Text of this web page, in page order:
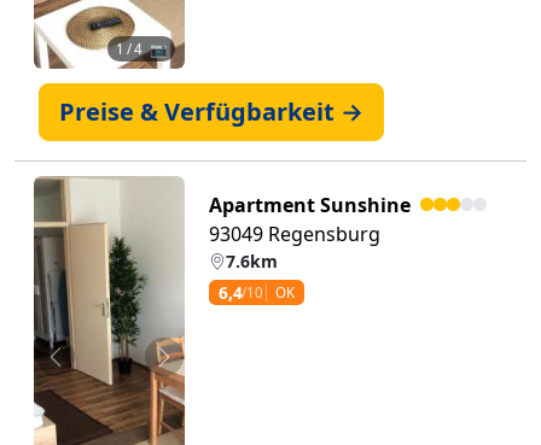
1 / 4 📷
Preise & Verfügbarkeit →
Zurück Weiter
Apartment Sunshine
93049 Regensburg
7.6km
6,4/10 OK